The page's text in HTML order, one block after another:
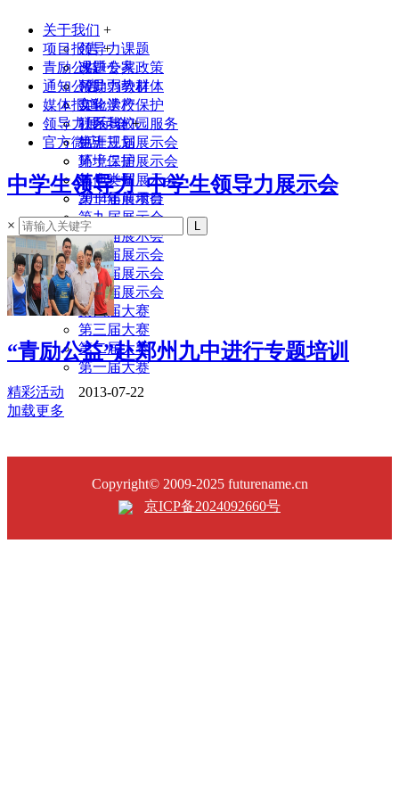
关于我们 +
领导力课题
课题专家
领导力教材
实验学校
联系我们
项目报告 +
改进公共政策
帮助弱势群体
文化遗产保护
社区与校园服务
生涯规划
环境保护
其他类型
2014年前项目
青励公益
通知公告
媒体报道
领导力展示会 +
第十三届展示会
第十二届展示会
第十一届展示会
第十届展示会
第九届展示会
第八届展示会
第七届展示会
第六届展示会
第五届展示会
第四届大赛
第三届大赛
第二届大赛
第一届大赛
官方微店
中学生领导力_中学生领导力展示会
×
“青励公益”赴郑州九中进行专题培训
精彩活动 2013-07-22
加载更多
Copyright© 2009-2025 futurename.cn
京ICP备2024092660号